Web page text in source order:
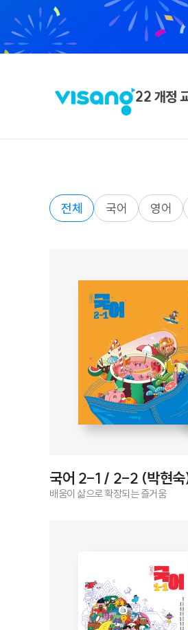
22 개정
전체 국어 영어
국어 2-1 / 2-2 (박현
배움이 삶으로 확장되는 즐거움